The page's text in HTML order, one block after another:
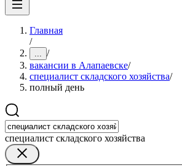
Главная
/
... /
вакансии в Алапаевске/
специалист складского хозяйства/
полный день
специалист складского хозяйства